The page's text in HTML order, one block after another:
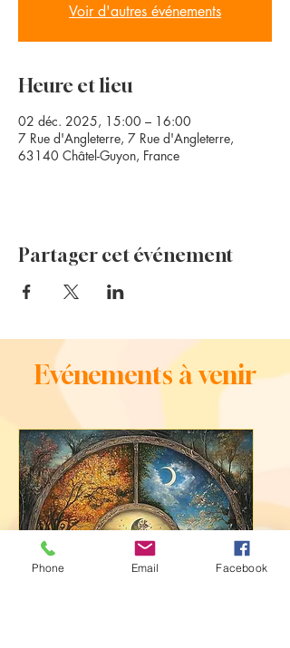
Voir d'autres événements
Heure et lieu
02 déc. 2025, 15:00 – 16:00
7 Rue d'Angleterre, 7 Rue d'Angleterre,
63140 Châtel-Guyon, France
Partager cet événement
Evénements à venir
Phone Email Facebook